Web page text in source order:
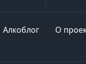
Алкоблог О